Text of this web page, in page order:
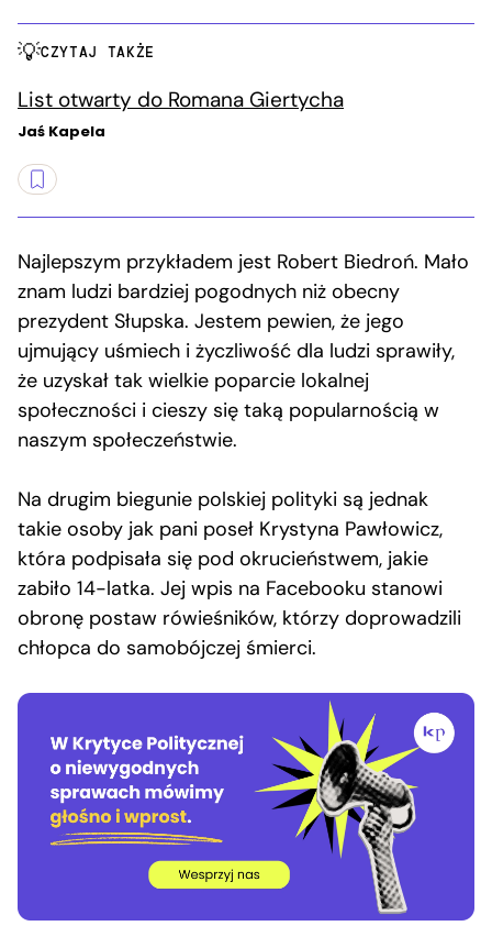
CZYTAJ TAKŻE
List otwarty do Romana Giertycha
Jaś Kapela
Najlepszym przykładem jest Robert Biedroń. Mało
znam ludzi bardziej pogodnych niż obecny
prezydent Słupska. Jestem pewien, że jego
ujmujący uśmiech i życzliwość dla ludzi sprawiły,
że uzyskał tak wielkie poparcie lokalnej
społeczności i cieszy się taką popularnością w
naszym społeczeństwie.
Na drugim biegunie polskiej polityki są jednak
takie osoby jak pani poseł Krystyna Pawłowicz,
która podpisała się pod okrucieństwem, jakie
zabiło 14-latka. Jej wpis na Facebooku stanowi
obronę postaw rówieśników, którzy doprowadzili
chłopca do samobójczej śmierci.